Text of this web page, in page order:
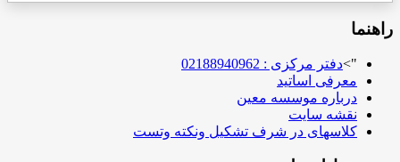
راهنما
">دفتر مرکزی : 02188940962
معرفی اساتید
درباره موسسه معین
نقشه سایت
کلاسهای در شرف تشکیل ونکته وتست